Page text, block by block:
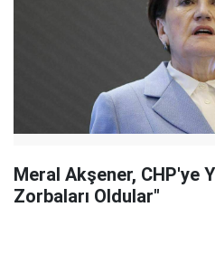
Meral Akşener, CHP'ye
Zorbaları Oldular"